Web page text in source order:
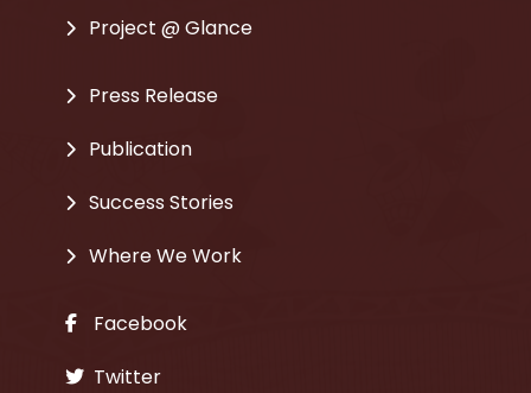
Project @ Glance
Press Release
Publication
Success Stories
Where We Work
Facebook
Twitter